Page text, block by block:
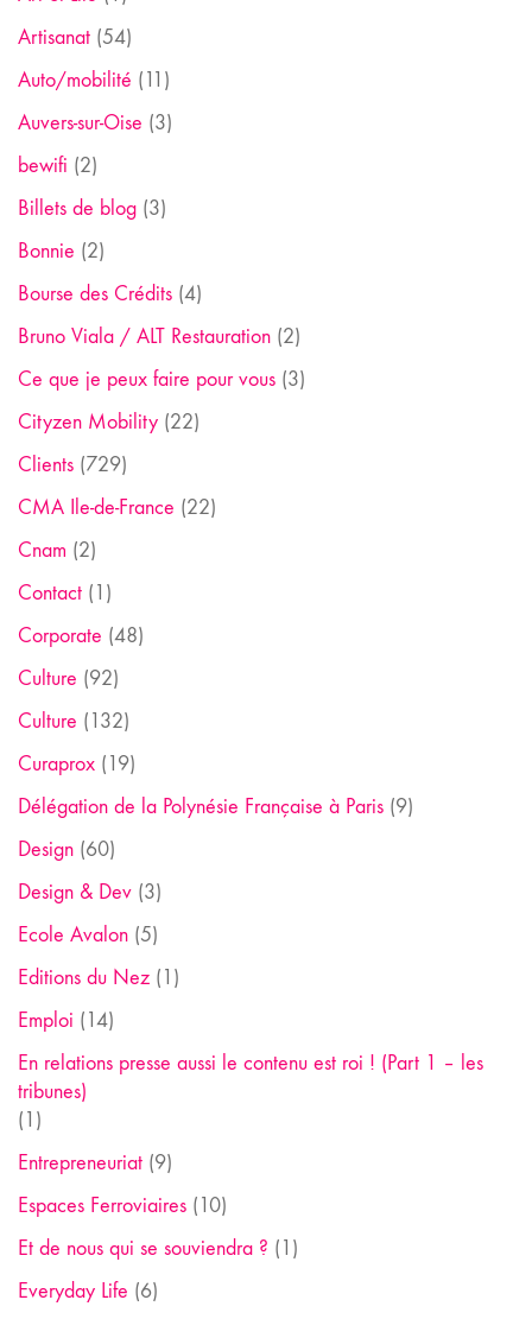
Artisanat (54)
Auto/mobilité (11)
Auvers-sur-Oise (3)
bewifi (2)
Billets de blog (3)
Bonnie (2)
Bourse des Crédits (4)
Bruno Viala / ALT Restauration (2)
Ce que je peux faire pour vous (3)
Cityzen Mobility (22)
Clients (729)
CMA Ile-de-France (22)
Cnam (2)
Contact (1)
Corporate (48)
Culture (92)
Culture (132)
Curaprox (19)
Délégation de la Polynésie Française à Paris (9)
Design (60)
Design & Dev (3)
Ecole Avalon (5)
Editions du Nez (1)
Emploi (14)
En relations presse aussi le contenu est roi ! (Part 1 – les
tribunes)
(1)
Entrepreneuriat (9)
Espaces Ferroviaires (10)
Et de nous qui se souviendra ? (1)
Everyday Life (6)